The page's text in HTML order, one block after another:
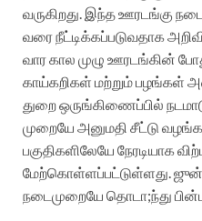
வருகிறது. இந்த ஊரடங்கு
வரை நீட்டிக்கப்படுவதாக
வார கால முழு ஊரடங்கின்
காய்கறிகள் மற்றும்
துறை ஒருங்கிணைப்பில்
முறையே அனுமதி சீட்டு
பகுதிகளிலேயே நேரடியாக
மேற்கொள்ளப்பட்டுள்ளது.
நடைமுறையே தொடா;ந்து